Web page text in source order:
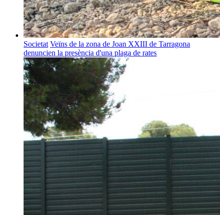
Societat Veïns de la zona de Joan XXIII de Tarragona
denuncien la presència d'una plaga de rates